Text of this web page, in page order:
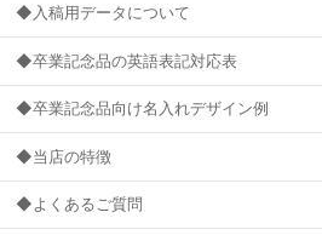
◆入稿用データについて
◆卒業記念品の英語表記対応表
◆卒業記念品向け名入れデザイン例
◆当店の特徴
◆よくあるご質問